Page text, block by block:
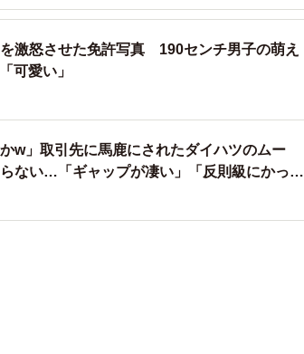
3/7
を激怒させた免許写真 190センチ男子の萌え
可愛い」
w」取引先に馬鹿にされたダイハツのムー
ない…「ギャップが凄い」「反則級にかっこ